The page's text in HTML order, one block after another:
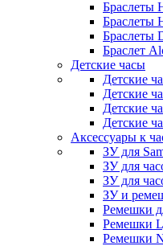
Браслеты
Браслеты
Браслеты
Браслет
Детские часы
Детские
Детские
Детские
Детские
Аксессуары к
ЗУ для
ЗУ для
ЗУ для
ЗУ и
Ремешки
Ремешки
Ремешки